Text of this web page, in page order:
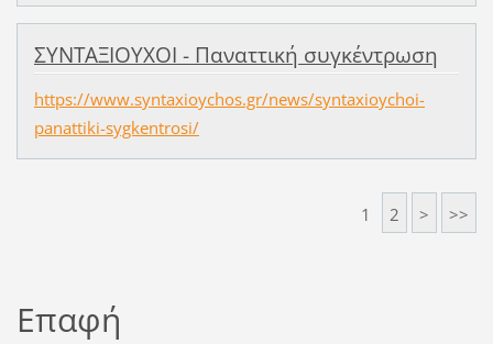
ΣΥΝΤΑΞΙΟΥΧΟΙ - Παναττική συγκέντρωση
https://www.syntaxioychos.gr/news/syntaxioychoi-
panattiki-sygkentrosi/
1 2 > >>
Επαφή